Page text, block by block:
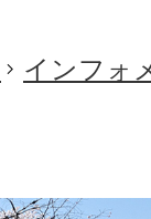
インフォ